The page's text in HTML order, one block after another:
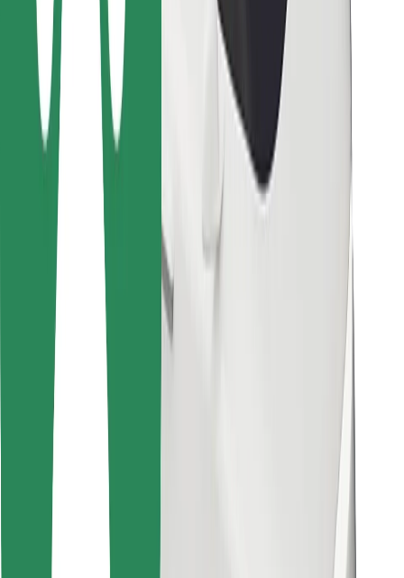
Для ресторанів
Bolt for Business
Інше
Постачальникам
Файли ку́кі
Безпека
Замовляй поїздку за лічені хвилини!
Завантажити застосунок Bolt
Знайди твою улюблену страву чи їжу!
Завантажити застосунок Bolt Food